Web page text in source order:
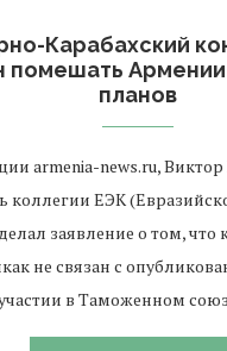
Карабахский
помешать Армении
планов
armenia-news.ru, Виктор
коллегии ЕЭК
заявление о том, что
не связан с
в Таможенном